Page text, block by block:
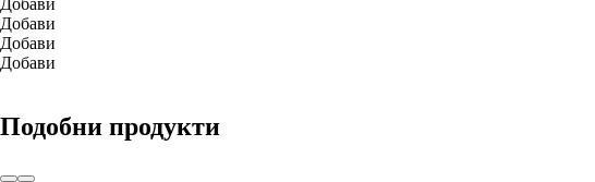
Добави
Добави
Добави
Добави
Подобни продукти